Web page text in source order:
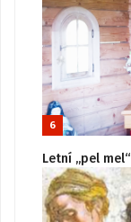
6
Letní „pel